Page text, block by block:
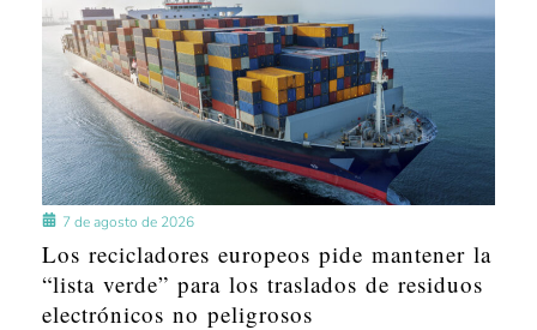
7 de agosto de 2026
Los recicladores europeos pide mantener la
“lista verde” para los traslados de residuos
electrónicos no peligrosos